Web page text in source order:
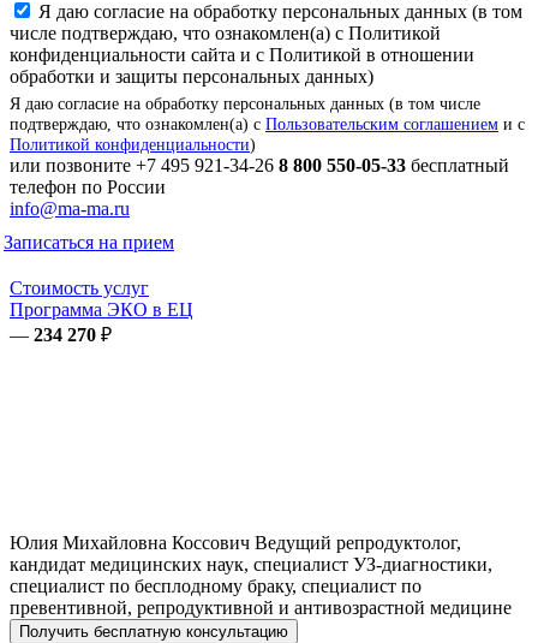
Я даю согласие на обработку персональных данных (в том
числе подтверждаю, что ознакомлен(а) с Политикой
конфиденциальности сайта и с Политикой в отношении
обработки и защиты персональных данных)
Я даю согласие на обработку персональных данных (в том числе
подтверждаю, что ознакомлен(а) с Пользовательским соглашением и с
Политикой конфиденциальности)
или позвоните +7 495 921-34-26 8 800 550-05-33 бесплатный
телефон по России
info@ma-ma.ru
Записаться на прием
Стоимость услуг
Программа ЭКО в ЕЦ
— 234 270 ₽
Юлия Михайловна Коссович Ведущий репродуктолог,
кандидат медицинских наук, специалист УЗ-диагностики,
специалист по бесплодному браку, специалист по
превентивной, репродуктивной и антивозрастной медицине
Получить бесплатную консультацию